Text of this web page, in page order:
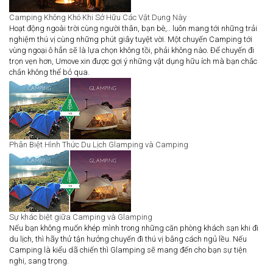
Camping Không Khó Khi Sở Hữu Các Vật Dụng Này
Hoạt động ngoài trời cùng người thân, bạn bè,.. luôn mang tới những trải
nghiệm thú vị cùng những phút giây tuyệt vời. Một chuyến Camping tới
vùng ngoại ô hẳn sẽ là lựa chọn không tồi, phải không nào. Để chuyến đi
trọn vẹn hơn, Umove xin được gợi ý những vật dụng hữu ích mà bạn chắc
chắn không thể bỏ qua.
Phân Biệt Hình Thức Du Lịch Glamping và Camping
Sự khác biệt giữa Camping và Glamping
Nếu bạn không muốn khép mình trong những căn phòng khách sạn khi đi
du lịch, thì hãy thử tận hưởng chuyến đi thú vị bằng cách ngủ lều. Nếu
Camping là kiểu dã chiến thì Glamping sẽ mang đến cho bạn sự tiện
nghi, sang trọng.